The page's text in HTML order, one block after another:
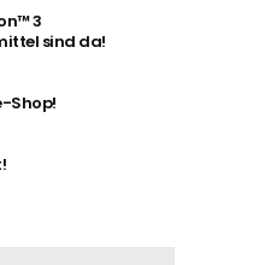
3
sind da!
Shop!